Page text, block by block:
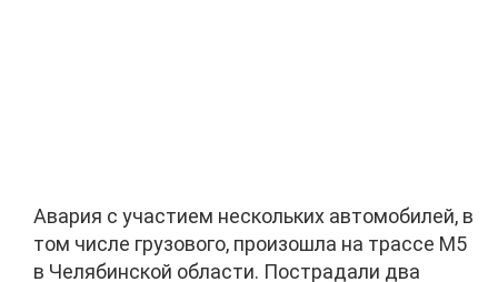
Авария с участием нескольких автомобилей, в
том числе грузового, произошла на трассе М5
в Челябинской области. Пострадали два